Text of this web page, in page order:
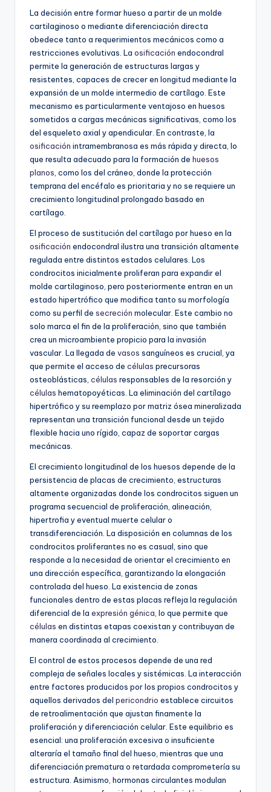
La decisión entre formar hueso a partir de un molde
cartilaginoso o mediante diferenciación directa
obedece tanto a requerimientos mecánicos como a
restricciones evolutivas. La osificación endocondral
permite la generación de estructuras largas y
resistentes, capaces de crecer en longitud mediante la
expansión de un molde intermedio de cartílago. Este
mecanismo es particularmente ventajoso en huesos
sometidos a cargas mecánicas significativas, como los
del esqueleto axial y apendicular. En contraste, la
osificación intramembranosa es más rápida y directa, lo
que resulta adecuado para la formación de huesos
planos , como los del cráneo, donde la protección
temprana del encéfalo es prioritaria y no se requiere un
crecimiento longitudinal prolongado basado en
cartílago.
El proceso de sustitución del cartílago por hueso en la
osificación endocondral ilustra una transición altamente
regulada entre distintos estados celulares. Los
condrocitos inicialmente proliferan para expandir el
molde cartilaginoso, pero posteriormente entran en un
estado hipertrófico que modifica tanto su morfología
como su perfil de secreción molecular. Este cambio no
solo marca el fin de la proliferación, sino que también
crea un microambiente propicio para la invasión
vascular. La llegada de vasos sanguíneos es crucial, ya
que permite el acceso de células precursoras
osteoblásticas, células responsables de la resorción y
células hematopoyéticas. La eliminación del cartílago
hipertrófico y su reemplazo por matriz ósea mineralizada
representan una transición funcional desde un tejido
flexible hacia uno rígido, capaz de soportar cargas
mecánicas.
El crecimiento longitudinal de los huesos depende de la
persistencia de placas de crecimiento, estructuras
altamente organizadas donde los condrocitos siguen un
programa secuencial de proliferación, alineación,
hipertrofia y eventual muerte celular o
transdiferenciación. La disposición en columnas de los
condrocitos proliferantes no es casual, sino que
responde a la necesidad de orientar el crecimiento en
una dirección específica, garantizando la elongación
controlada del hueso. La existencia de zonas
funcionales dentro de estas placas refleja la regulación
diferencial de la expresión génica , lo que permite que
células en distintas etapas coexistan y contribuyan de
manera coordinada al crecimiento.
El control de estos procesos depende de una red
compleja de señales locales y sistémicas. La interacción
entre factores producidos por los propios condrocitos y
aquellos derivados del pericondrio establece circuitos
de retroalimentación que ajustan finamente la
proliferación y diferenciación celular. Este equilibrio es
esencial: una proliferación excesiva o insuficiente
alteraría el tamaño final del hueso, mientras que una
diferenciación prematura o retardada comprometería su
estructura. Asimismo, hormonas circulantes modulan